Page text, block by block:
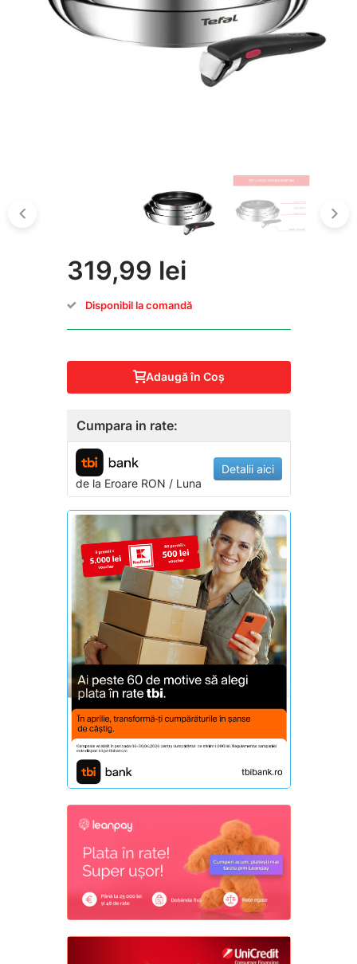
319,99 lei
Disponibil la comandă
Adaugă în Coş
Cumpara in rate:
de la EroareRON / Luna
Detalii aici